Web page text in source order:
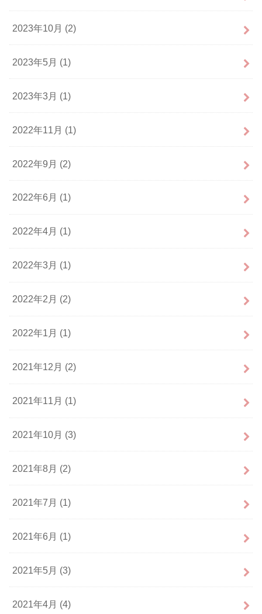
2023年10月 (2)
2023年5月 (1)
2023年3月 (1)
2022年11月 (1)
2022年9月 (2)
2022年6月 (1)
2022年4月 (1)
2022年3月 (1)
2022年2月 (2)
2022年1月 (1)
2021年12月 (2)
2021年11月 (1)
2021年10月 (3)
2021年8月 (2)
2021年7月 (1)
2021年6月 (1)
2021年5月 (3)
2021年4月 (4)